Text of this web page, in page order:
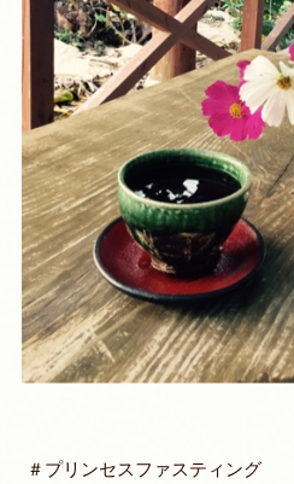
＃プリンセスファスティング